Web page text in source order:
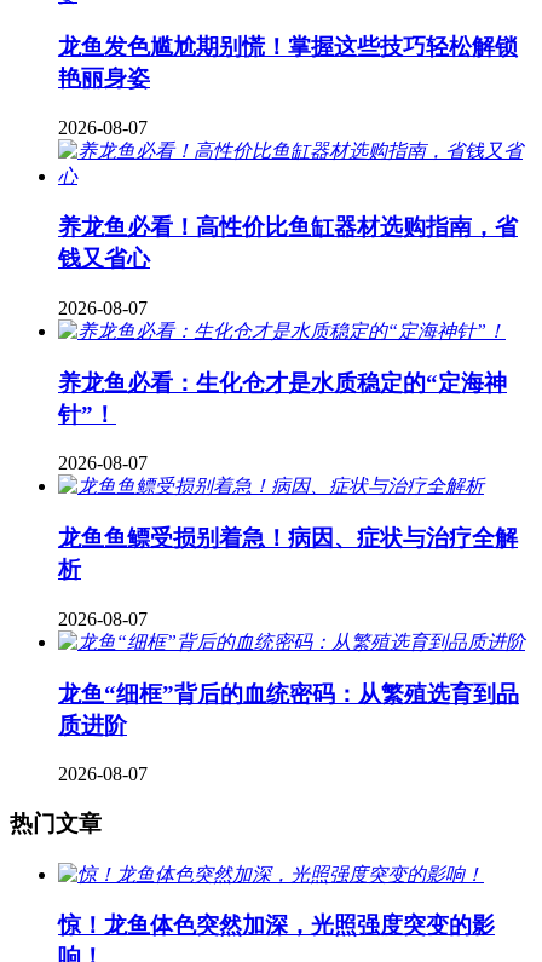
龙鱼发色尴尬期别慌！掌握这些技巧轻松解锁
艳丽身姿
2026-08-07
养龙鱼必看！高性价比鱼缸器材选购指南，省
钱又省心
2026-08-07
养龙鱼必看：生化仓才是水质稳定的“定海神
针”！
2026-08-07
龙鱼鱼鳔受损别着急！病因、症状与治疗全解
析
2026-08-07
龙鱼“细框”背后的血统密码：从繁殖选育到品
质进阶
2026-08-07
热门文章
惊！龙鱼体色突然加深，光照强度突变的影